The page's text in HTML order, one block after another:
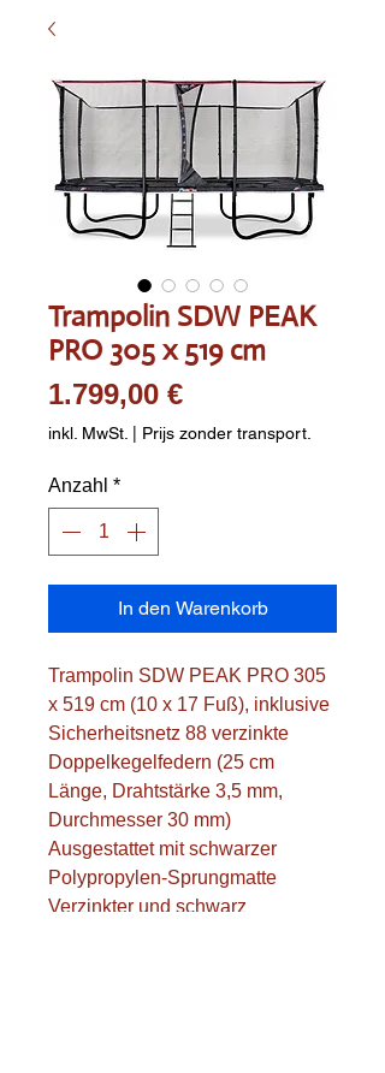
Trampolin SDW PEAK
PRO 305 x 519 cm
1.799,00 €Preis
inkl. MwSt. | Prijs zonder transport.
Anzahl *
In den Warenkorb
Trampolin SDW PEAK PRO 305
x 519 cm (10 x 17 Fuß), inklusive
Sicherheitsnetz 88 verzinkte
Doppelkegelfedern (25 cm
Länge, Drahtstärke 3,5 mm,
Durchmesser 30 mm)
Ausgestattet mit schwarzer
Polypropylen-Sprungmatte
Verzinkter und schwarz